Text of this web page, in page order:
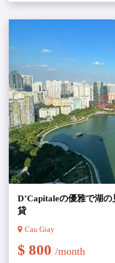
D’Capitaleの優雅で湖
貸
Cau Giay
$ 800 /month